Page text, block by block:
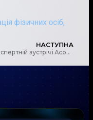
фізичних осіб,
НАСТУПНА
На експертній зустрічі Асоціації українських банків обговорили нові ризики та інформаційний обмін з Держфінмоніторингом